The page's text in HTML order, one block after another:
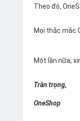
Theo đó,
Mọi thắc mắc
Một lần nữa,
Trân trọng,
OneShop